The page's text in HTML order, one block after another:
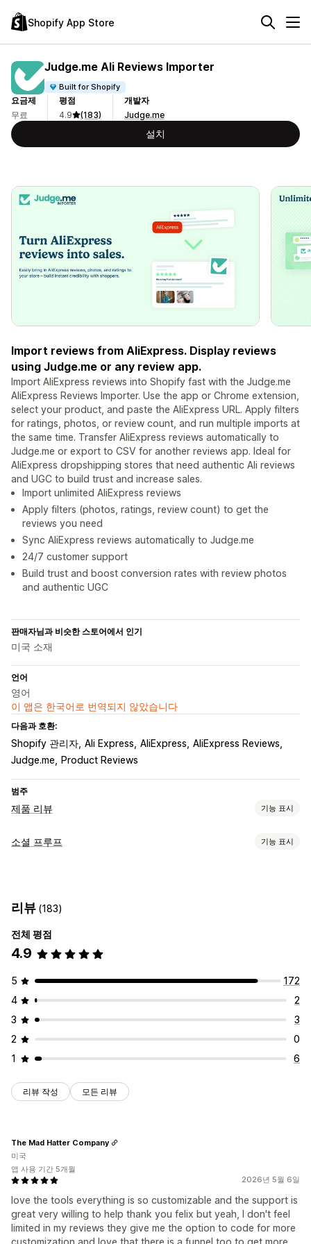
Shopify App Store
Judge.me Ali Reviews Importer
Built for Shopify
요금제
무료
평점
4.9
(183)
개발자
Judge.me
설치
Import reviews from AliExpress. Display reviews
using Judge.me or any review app.
Import AliExpress reviews into Shopify fast with the Judge.me
AliExpress Reviews Importer. Use the app or Chrome extension,
select your product, and paste the AliExpress URL. Apply filters
for ratings, photos, or review count, and run multiple imports at
the same time. Transfer AliExpress reviews automatically to
Judge.me or export to CSV for another reviews app. Ideal for
AliExpress dropshipping stores that need authentic Ali reviews
and UGC to build trust and increase sales.
Import unlimited AliExpress reviews
Apply filters (photos, ratings, review count) to get the
reviews you need
Sync AliExpress reviews automatically to Judge.me
24/7 customer support
Build trust and boost conversion rates with review photos
and authentic UGC
판매자님과 비슷한 스토어에서 인기
미국 소재
언어
영어
이 앱은 한국어로 번역되지 않았습니다
다음과 호환:
Shopify 관리자 Ali Express AliExpress AliExpress Reviews
Judge.me
Product Reviews
범주
제품 리뷰 기능 표시
표시 옵션
리뷰 수집 방법
소셜 프루프 기능 표시
리뷰 (183)
전체 평점
4.9
5
172
4
2
3
3
2
0
1
6
리뷰 작성 모든 리뷰
2026년 5월 6일
love the tools everything is so customizable and the support is
great very willing to help thank you felix but yeah, I don't feel
limited in my reviews they give me the option to code for more
The Mad Hatter Company
미국
앱 사용 기간 5개월